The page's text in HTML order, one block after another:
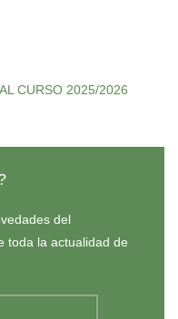
CURSO 2025/2026
del
toda la actualidad de